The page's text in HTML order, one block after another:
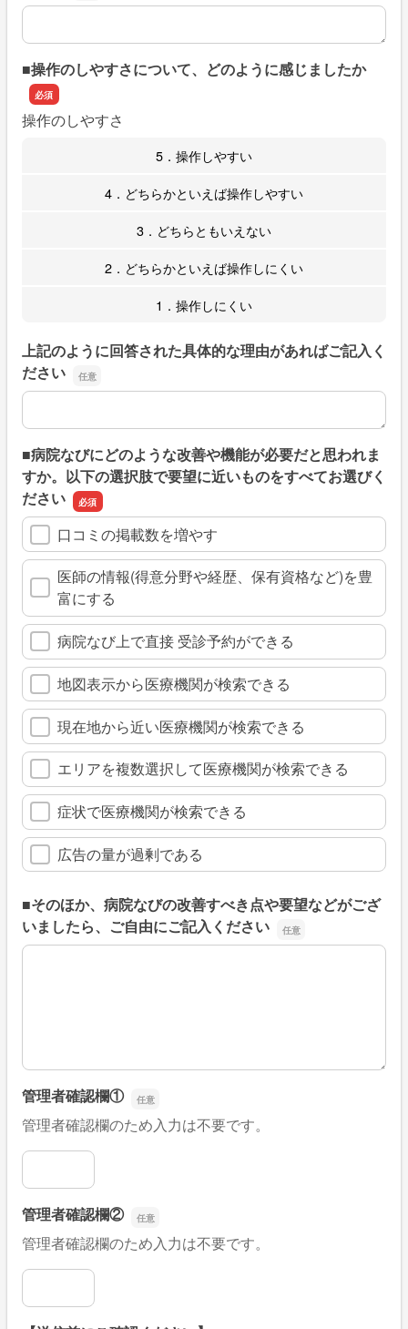
上記のように回答された具体的な理由があればご記入くだ
■操作のしやすさについて、どのように感じましたか
操作のしやすさ
5．操作しやすい
4．どちらかといえば操作しやすい
3．どちらともいえない
2．どちらかといえば操作しにくい
1．操作しにくい
上記のように回答された具体的な理由があればご記入く
ださい
上記のように回答された具体的な理由があればご記入くだ
■病院なびにどのような改善や機能が必要だと思われま
すか。以下の選択肢で要望に近いものをすべてお選びく
ださい
口コミの掲載数を増やす
医師の情報(得意分野や経歴、保有資格など)を豊
富にする
病院なび上で直接 受診予約ができる
地図表示から医療機関が検索できる
現在地から近い医療機関が検索できる
エリアを複数選択して医療機関が検索できる
症状で医療機関が検索できる
広告の量が過剰である
■そのほか、病院なびの改善すべき点や要望などがござ
いましたら、ご自由にご記入ください
■そのほか、病院なびの改善すべき点や要望などがござい
管理者確認欄①
管理者確認欄のため入力は不要です。
管理者確認欄①
管理者確認欄②
管理者確認欄のため入力は不要です。
管理者確認欄②